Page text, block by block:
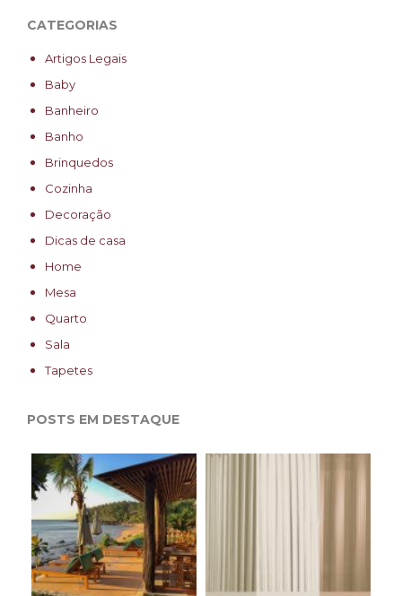
CATEGORIAS
Artigos Legais
Baby
Banheiro
Banho
Brinquedos
Cozinha
Decoração
Dicas de casa
Home
Mesa
Quarto
Sala
Tapetes
POSTS EM DESTAQUE